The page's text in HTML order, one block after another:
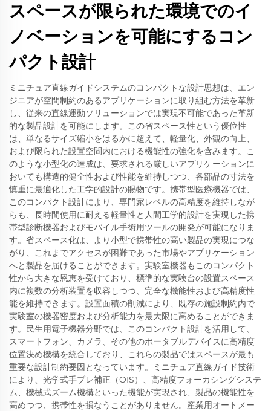
スペースが限られた環境でのイ
ノベーションを可能にするコン
パクト設計
ミニチュア直線ガイドシステムのコンパクトな設計思想は、エン
ジニアが空間制約のあるアプリケーションに取り組む方法を革新
し、従来の直線運動ソリューションでは実現不可能であった革新
的な製品設計を可能にします。この省スペース性という優位性
は、単なるサイズ縮小をはるかに超えて、軽量化、外観の向上、
および限られた設置空間内における機能性の強化を含みます。こ
のような小型化の達成は、要求される厳しいアプリケーションに
おいても構造的健全性および性能を維持しつつ、各部品の寸法を
慎重に最適化した工学的設計の賜物です。携帯型医療機器では、
このコンパクト設計により、専門家レベルの高精度を維持しなが
らも、長時間使用に耐える軽量性と人間工学的設計を実現した携
帯型診断機器およびモバイル手術用ツールの開発が可能になりま
す。省スペース化は、より小型で携帯性の高い製品の実現につな
がり、これまでアクセスが困難であった市場やアプリケーション
へと製品を届けることができます。実験室機器もこのコンパクト
性から大きな恩恵を受けており、標準的な実験台の設置スペース
内に複数の分析装置を収容しつつ、完全な機能性および高精度性
能を維持できます。設置面積の削減により、既存の施設制約内で
実験室の機器密度および分析能力を最大限に高めることができま
す。民生用電子機器分野では、このコンパクト設計を活用して、
スマートフォン、カメラ、その他のポータブルデバイスに高精度
位置決め機構を統合しており、これらの製品ではスペースが最も
重要な設計制約要因となっています。ミニチュア直線ガイド技術
により、光学式手ブレ補正（OIS）、高精度フォーカシングシステ
ム、機械式ズーム機構といった機能が実現され、製品の機能性を
高めつつ、携帯性を損なうことがありません。産業用オートメー